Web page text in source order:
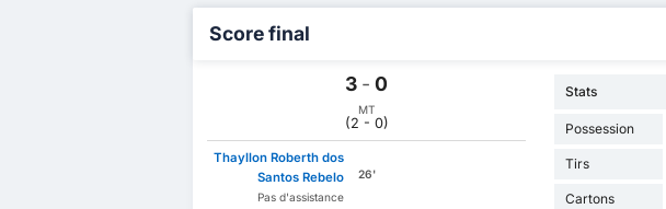
Score final
3 - 0
MT
(2 - 0)
Thayllon Roberth dos
Santos Rebelo
Pas d'assistance
26'
Stats
Possession
Tirs
Cartons